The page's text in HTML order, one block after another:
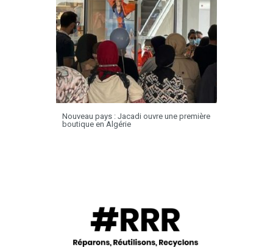
Nouveau pays : Jacadi ouvre une première
boutique en Algérie